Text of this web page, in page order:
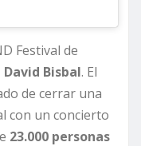
Festival de
David Bisbal. El
de cerrar una
con un concierto
23.000 personas